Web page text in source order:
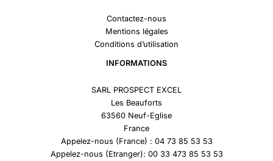
Contactez-nous
Mentions légales
Conditions d’utilisation
INFORMATIONS
SARL PROSPECT EXCEL
Les Beauforts
63560 Neuf-Eglise
France
Appelez-nous (France) : 04 73 85 53 53
Appelez-nous (Etranger): 00 33 473 85 53 53